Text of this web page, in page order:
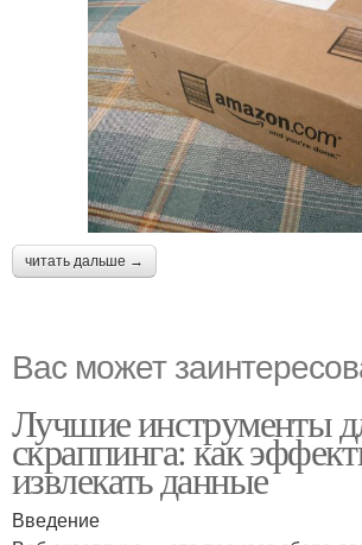
читать дальше →
Вас может
Лучшие инструменты
скраппинга: как
извлекать данные
Введение